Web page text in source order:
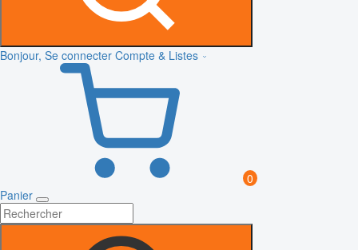
Bonjour, Se connecter Compte & Listes
0
Panier